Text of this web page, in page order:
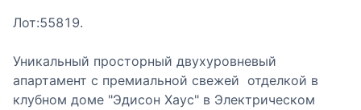
Лот:55819.
Уникальный просторный двухуровневый
апартамент с премиальной свежей отделкой в
клубном доме "Эдисон Хаус" в Электрическом